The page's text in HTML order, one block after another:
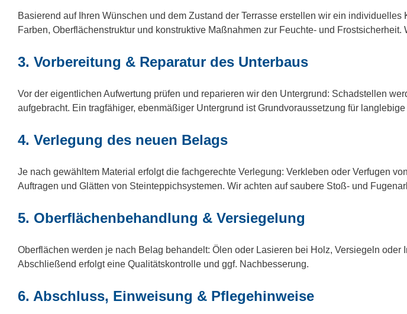
Basierend auf Ihren Wünschen und dem Zustand der Terrasse erstellen wir ein
Farben, Oberflächenstruktur und konstruktive Maßnahmen zur Feuchte- und
3. Vorbereitung & Reparatur des Unterbaus
Vor der eigentlichen Aufwertung prüfen und reparieren wir den Untergrund: Schadstellen
aufgebracht. Ein tragfähiger, ebenmäßiger Untergrund ist Grundvoraussetzung für
4. Verlegung des neuen Belags
Je nach gewähltem Material erfolgt die fachgerechte Verlegung: Verkleben oder Verfugen
Auftragen und Glätten von Steinteppichsystemen. Wir achten auf saubere Stoß- und
5. Oberflächenbehandlung & Versiegelung
Oberflächen werden je nach Belag behandelt: Ölen oder Lasieren bei Holz, Versiegeln
Abschließend erfolgt eine Qualitätskontrolle und ggf. Nachbesserung.
6. Abschluss, Einweisung & Pflegehinweise